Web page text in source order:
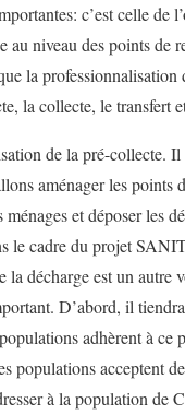
c’est celle de
au niveau des points de
la professionnalisation
la collecte, le transfert
de la pré-
aménager les
et déposer les
le cadre du projet
décharge est un
D’abord, il
adhèrent à ce
populations acceptent
à la population de